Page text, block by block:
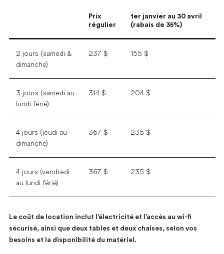
Prix
régulier
1er janvier au 30 avril
(rabais de 35%)
2 jours (samedi &
dimanche)
237 $ 155 $
3 jours (samedi au
lundi férié)
314 $ 204 $
4 jours (jeudi au
dimanche)
367 $ 235 $
4 jours (vendredi
au lundi férié)
367 $ 235 $
Le coût de location inclut l’électricité et l’accès au wi-fi
sécurisé, ainsi que deux tables et deux chaises, selon vos
besoins et la disponibilité du matériel.